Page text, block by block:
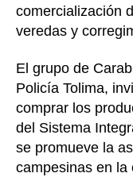
comercialización
veredas y
El grupo de
Policía Tolima,
comprar los
del Sistema
se promueve la
campesinas en la